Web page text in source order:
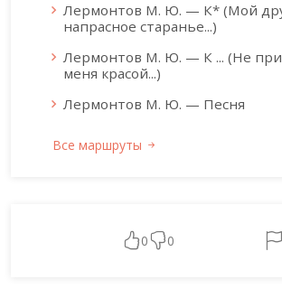
Лермонтов М. Ю. — К* (Мой
напрасное старанье...)
Лермонтов М. Ю. — К ... (Не
меня красой...)
Лермонтов М. Ю. — Песня
Все маршруты
0 0